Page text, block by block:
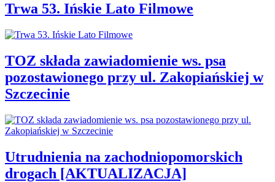
Trwa 53. Ińskie Lato Filmowe
TOZ składa zawiadomienie ws. psa
pozostawionego przy ul. Zakopiańskiej w
Szczecinie
Utrudnienia na zachodniopomorskich
drogach [AKTUALIZACJA]